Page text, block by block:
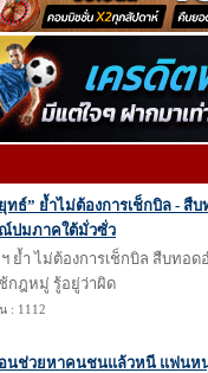
ทธ์” ย้ำไม่ต้องการเช็กบิล - สื
ปมภาคใต้มั่วซั่ว
ย้ำ ไม่ต้องการเช็กบิล สืบทอ
กฎหมู่ รู้อยู่ว่าผิด
: 1112
นช่วยหาคนชนแล้วหนี แฟนห